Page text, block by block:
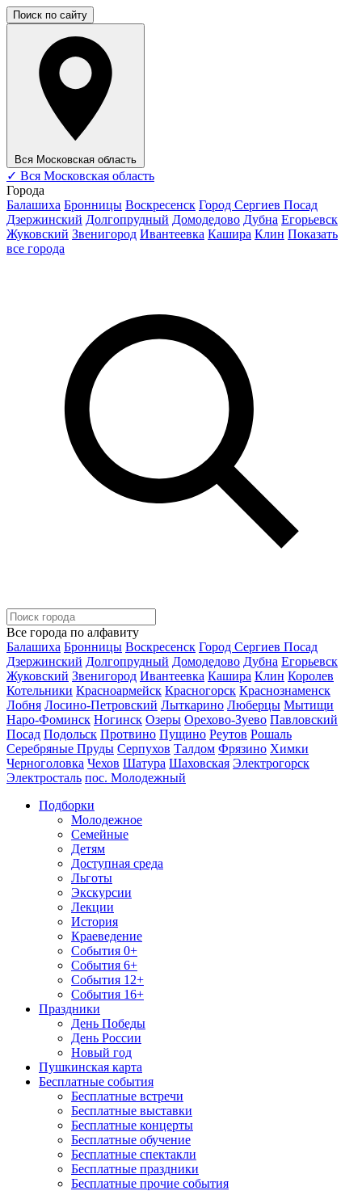
Поиск по сайту
Вся Московская область
✓ Вся Московская область
Города
Балашиха Бронницы Воскресенск Город Сергиев Посад
Дзержинский Долгопрудный Домодедово Дубна Егорьевск
Жуковский Звенигород Ивантеевка Кашира Клин Показать
все города
Все города по алфавиту
Балашиха Бронницы Воскресенск Город Сергиев Посад
Дзержинский Долгопрудный Домодедово Дубна Егорьевск
Жуковский Звенигород Ивантеевка Кашира Клин Королев
Котельники Красноармейск Красногорск Краснознаменск
Лобня Лосино-Петровский Лыткарино Люберцы Мытищи
Наро-Фоминск Ногинск Озеры Орехово-Зуево Павловский
Посад Подольск Протвино Пущино Реутов Рошаль
Серебряные Пруды Серпухов Талдом Фрязино Химки
Черноголовка Чехов Шатура Шаховская Электрогорск
Электросталь пос. Молодежный
Подборки
Молодежное
Семейные
Детям
Доступная среда
Льготы
Экскурсии
Лекции
История
Краеведение
События 0+
События 6+
События 12+
События 16+
Праздники
День Победы
День России
Новый год
Пушкинская карта
Бесплатные события
Бесплатные встречи
Бесплатные выставки
Бесплатные концерты
Бесплатные обучение
Бесплатные спектакли
Бесплатные праздники
Бесплатные прочие события